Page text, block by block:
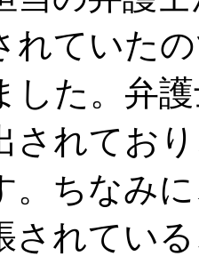
れていた
した。弁
されてお
。ちなみ
されてい